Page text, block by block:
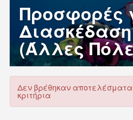
Προσφορές
Διασκέδαση
(Άλλες
Δεν βρέθηκαν
κριτήρια